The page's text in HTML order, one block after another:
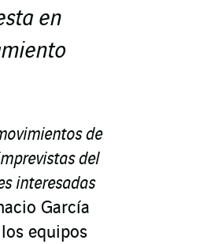
en
de
del
interesadas
García
equipos